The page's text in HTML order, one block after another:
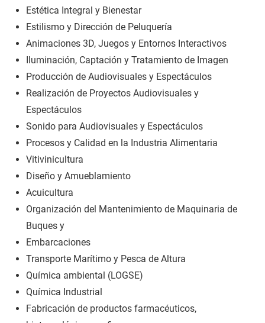
Estética Integral y Bienestar
Estilismo y Dirección de Peluquería
Animaciones 3D, Juegos y Entornos Interactivos
Iluminación, Captación y Tratamiento de Imagen
Producción de Audiovisuales y Espectáculos
Realización de Proyectos Audiovisuales y
Espectáculos
Sonido para Audiovisuales y Espectáculos
Procesos y Calidad en la Industria Alimentaria
Vitivinicultura
Diseño y Amueblamiento
Acuicultura
Organización del Mantenimiento de Maquinaria de
Buques y
Embarcaciones
Transporte Marítimo y Pesca de Altura
Química ambiental (LOGSE)
Química Industrial
Fabricación de productos farmacéuticos,